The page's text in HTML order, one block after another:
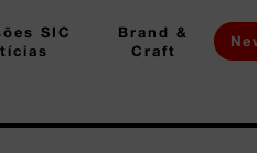
SIC
Brand &
Craft